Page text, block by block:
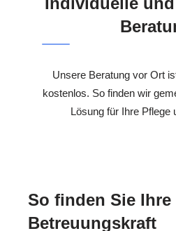
Unsere Beratung vor Ort
kostenlos. So finden wir
Lösung für Ihre Pflege
So finden Sie Ihre
Betreuungskraft